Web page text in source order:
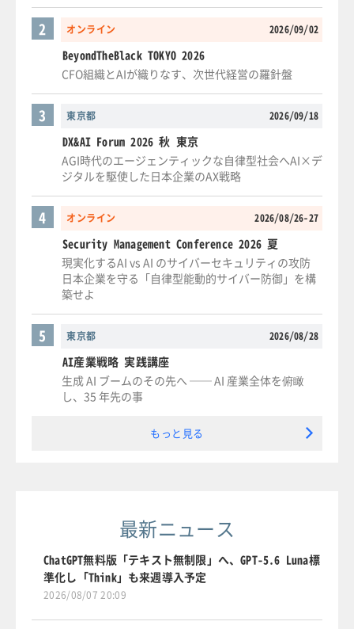
オンライン 2026/09/02
2
BeyondTheBlack TOKYO 2026
CFO組織とAIが織りなす、次世代経営の羅針盤
東京都 2026/09/18
3
DX&AI Forum 2026 秋 東京
AGI時代のエージェンティックな自律型社会へAI×デ
ジタルを駆使した日本企業のAX戦略
オンライン 2026/08/26-27
4
Security Management Conference 2026 夏
現実化するAI vs AI のサイバーセキュリティの攻防
日本企業を守る「自律型能動的サイバー防御」を構
築せよ
東京都 2026/08/28
5
AI産業戦略 実践講座
生成 AI ブームのその先へ ── AI 産業全体を俯瞰
し、35 年先の事
もっと見る
最新ニュース
ChatGPT無料版「テキスト無制限」へ、GPT-5.6 Luna標
準化し「Think」も来週導入予定
2026/08/07 20:09